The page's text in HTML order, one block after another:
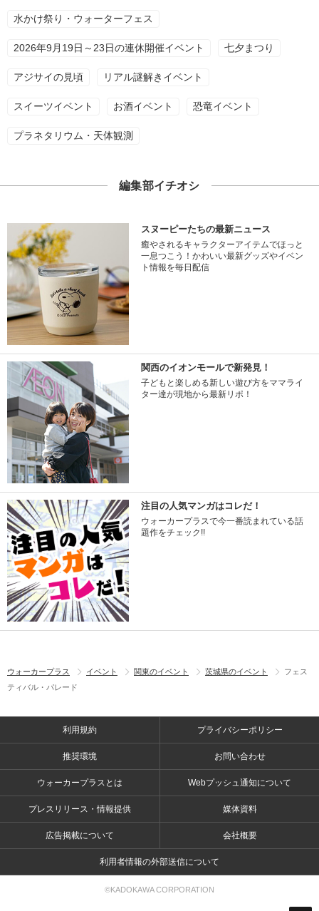
水かけ祭り・ウォーターフェス
2026年9月19日～23日の連休開催イベント 七夕まつり
アジサイの見頃 リアル謎解きイベント
スイーツイベント お酒イベント 恐竜イベント
プラネタリウム・天体観測
編集部イチオシ
スヌーピーたちの最新ニュース
癒やされるキャラクターアイテムでほっと
一息つこう！かわいい最新グッズやイベン
ト情報を毎日配信
関西のイオンモールで新発見！
子どもと楽しめる新しい遊び方をママライ
ター達が現地から最新リポ！
注目の人気マンガはコレだ！
ウォーカープラスで今一番読まれている話
題作をチェック!!
ウォーカープラス イベント 関東のイベント 茨城県のイベント
フェス
ティバル・パレード
利用規約 プライバシーポリシー
推奨環境 お問い合わせ
ウォーカープラスとは Webプッシュ通知について
プレスリリース・情報提供 媒体資料
広告掲載について 会社概要
利用者情報の外部送信について
©KADOKAWA CORPORATION